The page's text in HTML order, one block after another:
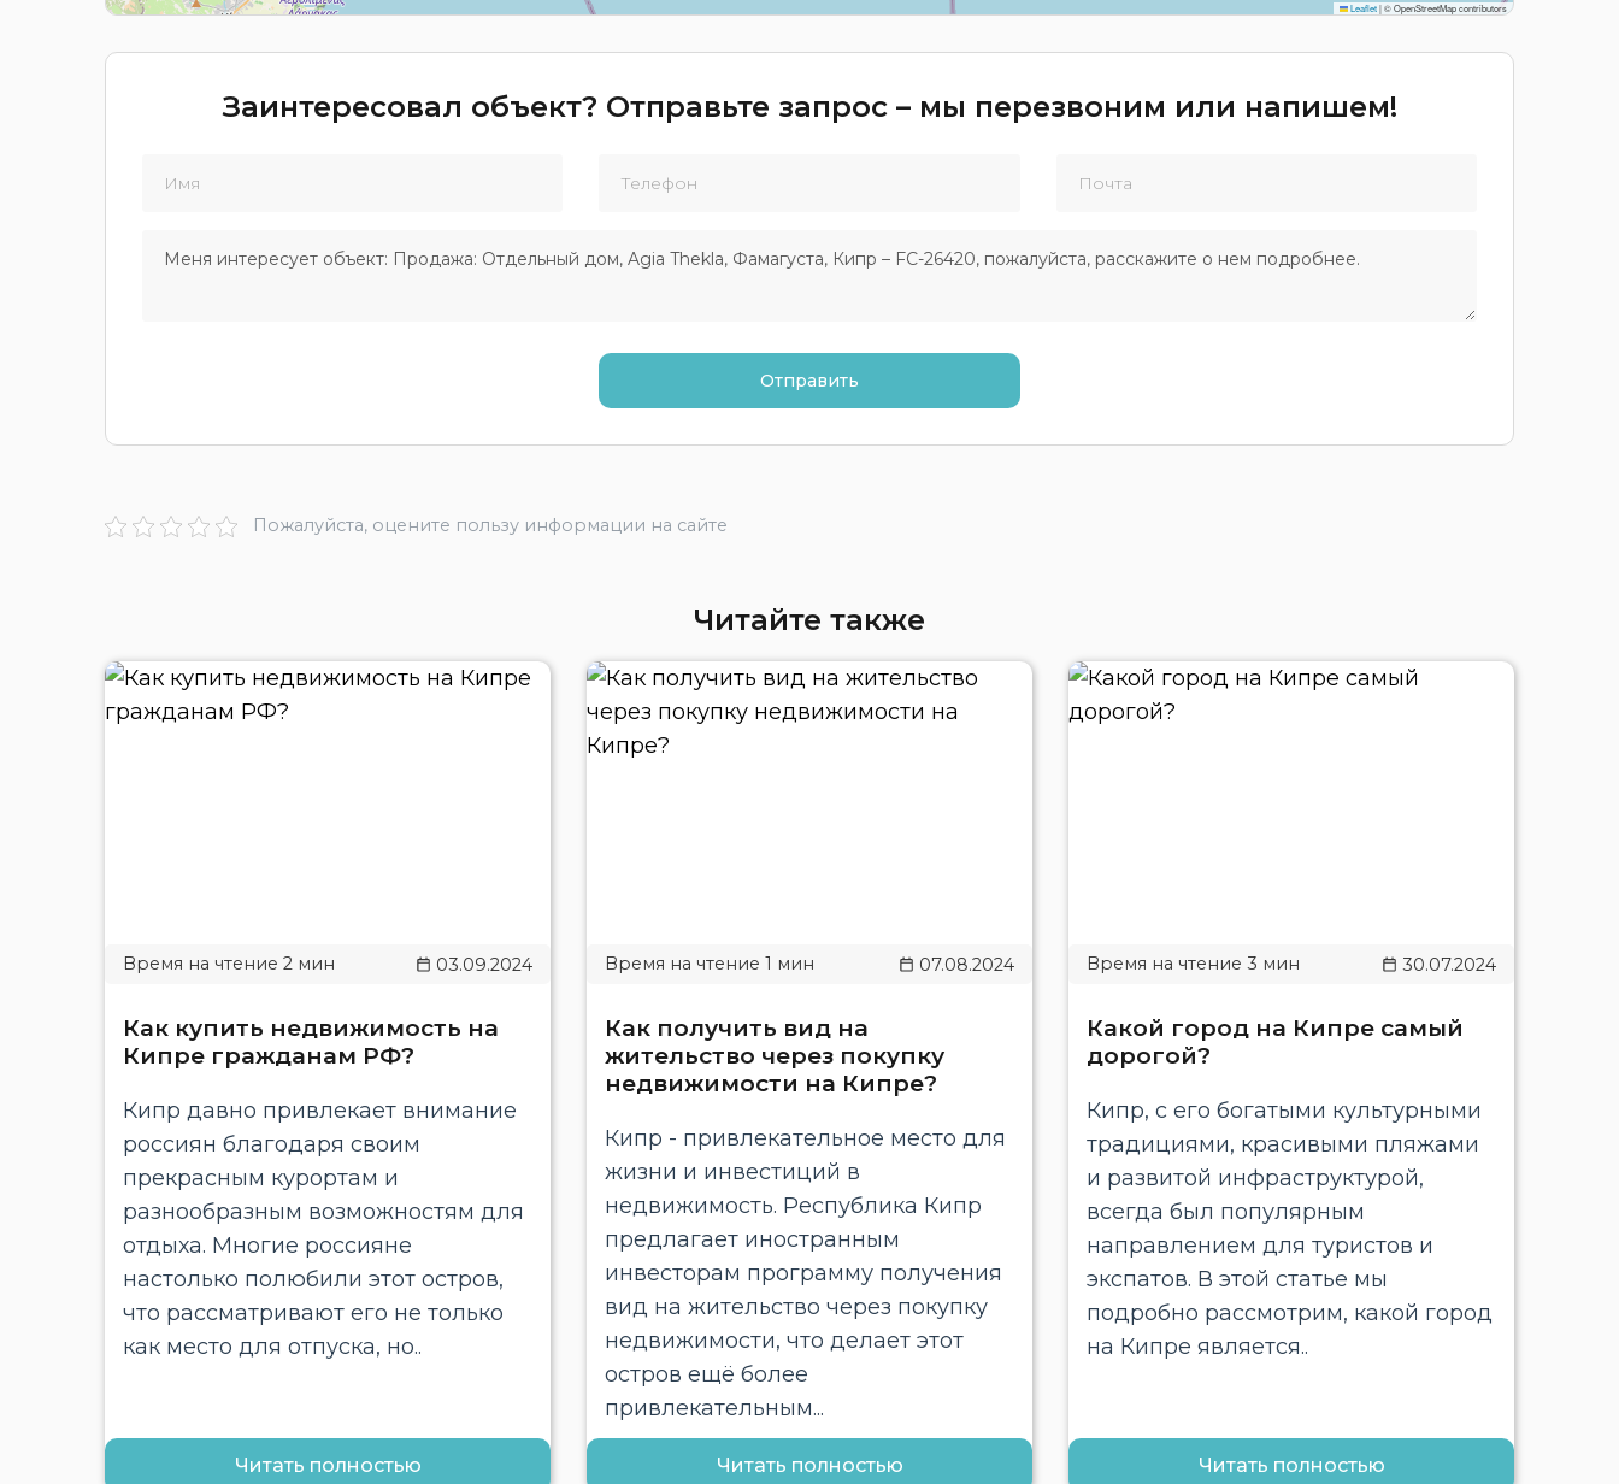
Leaflet|© OpenStreetMap contributors
Заинтересовал объект? Отправьте запрос – мы перезвоним или напишем!
Пожалуйста, оцените пользу информации на сайте
Читайте также
03.09.2024
​​Как купить недвижимость на
Кипре гражданам РФ?
Кипр давно привлекает внимание
россиян благодаря своим
прекрасным курортам и
разнообразным возможностям для
отдыха. Многие россияне
настолько полюбили этот остров,
что рассматривают его не только
как место для отпуска, но..
Читать полностью
07.08.2024
Как получить вид на
жительство через покупку
недвижимости на Кипре?
Кипр - привлекательное место для
жизни и инвестиций в
недвижимость. Республика Кипр
предлагает иностранным
инвесторам программу получения
вид на жительство через покупку
недвижимости, что делает этот
остров ещё более
привлекательным...
Читать полностью
30.07.2024
Какой город на Кипре самый
дорогой?
Кипр, с его богатыми культурными
традициями, красивыми пляжами
и развитой инфраструктурой,
всегда был популярным
направлением для туристов и
экспатов. В этой статье мы
подробно рассмотрим, какой город
на Кипре является..
Читать полностью